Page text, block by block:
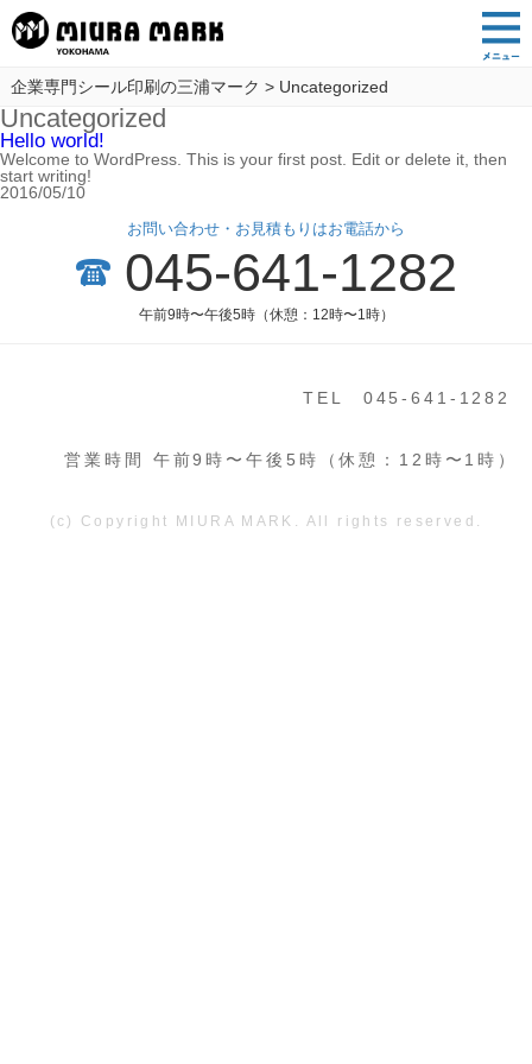
企業専門シール印刷の三浦マーク > Uncategorized
Uncategorized
Hello world!
Welcome to WordPress. This is your first post. Edit or delete it, then
start writing!
2016/05/10
お問い合わせ・お見積もりはお電話から
045-641-1282
午前9時〜午後5時（休憩：12時〜1時）
TEL 045-641-1282
営業時間 午前9時〜午後5時（休憩：12時〜1時）
(c) Copyright MIURA MARK. All rights reserved.